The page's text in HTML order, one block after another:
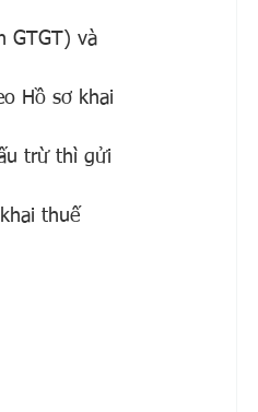
GTGT) và
Hồ sơ khai
trừ thì gửi
thuế